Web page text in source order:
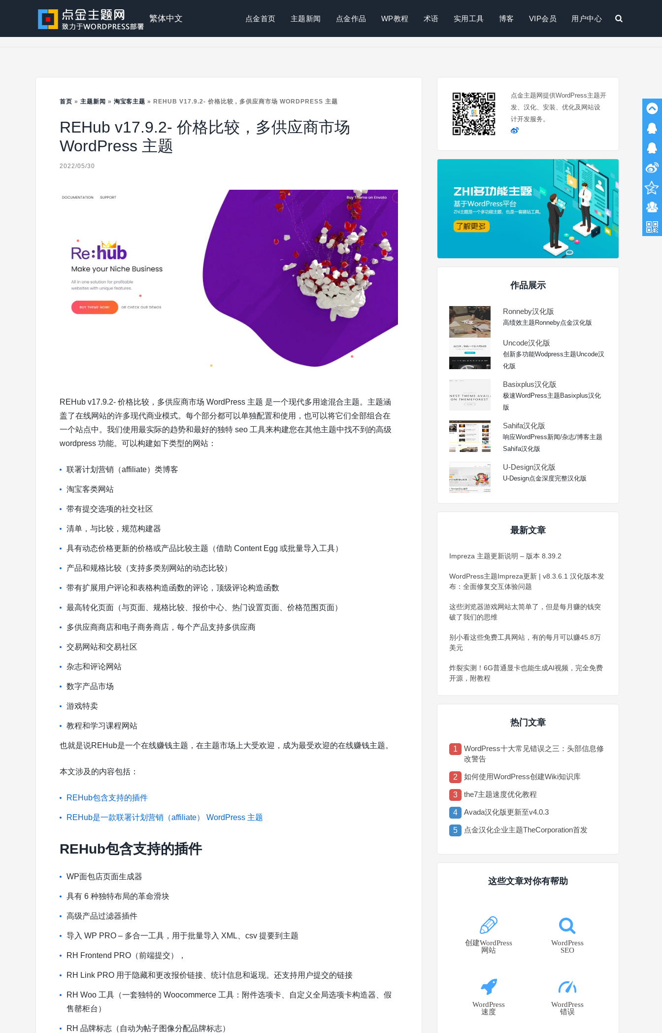
点
题
繁体中文 点金首页 主题新闻 点金作品 WP教程 术语 实用工具 博客 VIP会员 用户中心
首页 » 主题新闻 » 淘宝客主题 » REHUB V17.9.2- 价格比较，多供应商市场 WORDPRESS 主题
REHub v17.9.2- 价格比较，多供应商市场
WordPress 主题
2022/05/30
REHub v17.9.2- 价格比较，多供应商市场 WordPress 主题 是一个现代多用途混合主题。主题涵
盖了在线网站的许多现代商业模式。每个部分都可以单独配置和使用，也可以将它们全部组合在
一个站点中。我们使用最实际的趋势和最好的独特 seo 工具来构建您在其他主题中找不到的高级
wordpress 功能。可以构建如下类型的网站：
联署计划营销（affiliate）类博客
淘宝客类网站
带有提交选项的社交社区
清单，与比较，规范构建器
具有动态价格更新的价格或产品比较主题（借助 Content Egg 或批量导入工具）
产品和规格比较（支持多类别网站的动态比较）
带有扩展用户评论和表格构造函数的评论，顶级评论构造函数
最高转化页面（与页面、规格比较、报价中心、热门设置页面、价格范围页面）
多供应商商店和电子商务商店，每个产品支持多供应商
交易网站和交易社区
杂志和评论网站
数字产品市场
游戏特卖
教程和学习课程网站
也就是说REHub是一个在线赚钱主题，在主题市场上大受欢迎，成为最受欢迎的在线赚钱主题。
本文涉及的内容包括：
REHub包含支持的插件
REHub是一款联署计划营销（affiliate） WordPress 主题
REHub包含支持的插件
WP面包店页面生成器
具有 6 种独特布局的革命滑块
高级产品过滤器插件
导入 WP PRO – 多合一工具，用于批量导入 XML、csv 提要到主题
RH Frontend PRO（前端提交），
RH Link PRO 用于隐藏和更改报价链接、统计信息和返现。还支持用户提交的链接
RH Woo 工具（一套独特的 Woocommerce 工具：附件选项卡、自定义全局选项卡构造器、假
售罄柜台）
RH 品牌标志（自动为帖子图像分配品牌标志）
点金主题网提供WordPress主题开
发、汉化、安装、优化及网站设
计开发服务。
作品展示
Ronneby汉化版
高绩效主题Ronneby点金汉化版
Uncode汉化版
创新多功能Wodpress主题Uncode汉
化版
Basixplus汉化版
极速WordPress主题Basixplus汉化
版
Sahifa汉化版
响应WordPress新闻/杂志/博客主题
Sahifa汉化版
U-Design汉化版
U-Design点金深度完整汉化版
最新文章
Impreza 主题更新说明 – 版本 8.39.2
WordPress主题Impreza更新 | v8.3.6.1 汉化版本发
布：全面修复交互体验问题
这些浏览器游戏网站太简单了，但是每月赚的钱突
破了我们的思维
别小看这些免费工具网站，有的每月可以赚45.8万
美元
炸裂实测！6G普通显卡也能生成AI视频，完全免费
开源，附教程
热门文章
1
WordPress十大常见错误之三：头部信息修
改警告
2 如何使用WordPress创建Wiki知识库
3 the7主题速度优化教程
4 Avada汉化版更新至v4.0.3
5 点金汉化企业主题TheCorporation首发
这些文章对你有帮助
创建WordPress
网站
WordPress
SEO
WordPress
速度
WordPress
错误